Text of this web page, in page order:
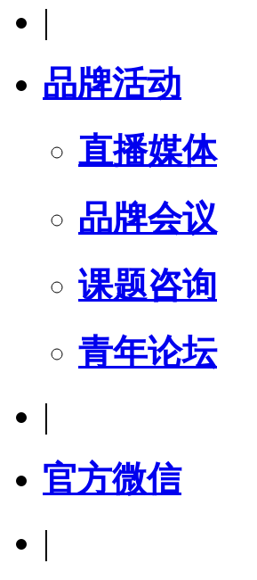
|
品牌活动
直播媒体
品牌会议
课题咨询
青年论坛
|
官方微信
|